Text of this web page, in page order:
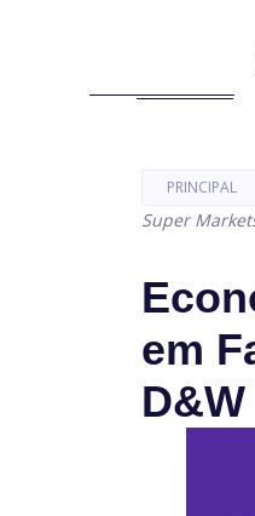
PRINCIPAL
Super
em